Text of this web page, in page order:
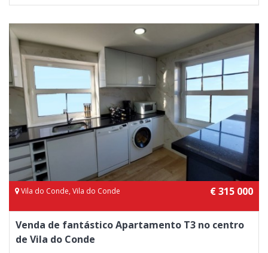
Vila do Conde, Vila do Conde € 315 000
Venda de fantástico Apartamento T3 no centro
de Vila do Conde